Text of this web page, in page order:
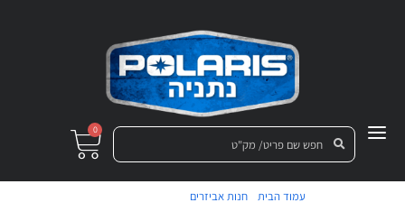
0
עמוד הבית /חנות אביזרים